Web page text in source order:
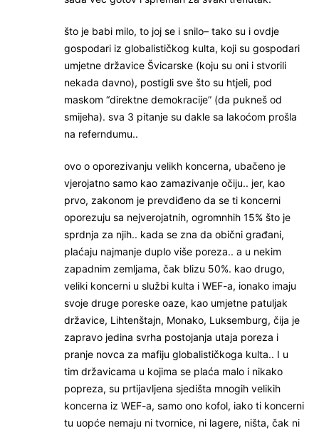
što je babi milo, to joj se i snilo– tako su i ovdje
gospodari iz globalističkog kulta, koji su gospodari
umjetne državice Švicarske (koju su oni i stvorili
nekada davno), postigli sve što su htjeli, pod
maskom “direktne demokracije” (da pukneš od
smijeha). sva 3 pitanje su dakle sa lakoćom prošla
na referndumu..
ovo o oporezivanju velikh koncerna, ubačeno je
vjerojatno samo kao zamazivanje očiju.. jer, kao
prvo, zakonom je prevdiđeno da se ti koncerni
oporezuju sa nejverojatnih, ogromnhih 15% što je
sprdnja za njih.. kada se zna da obični građani,
plaćaju najmanje duplo više poreza.. a u nekim
zapadnim zemljama, čak blizu 50%. kao drugo,
veliki koncerni u službi kulta i WEF-a, ionako imaju
svoje druge poreske oaze, kao umjetne patuljak
državice, Lihtenštajn, Monako, Luksemburg, čija je
zapravo jedina svrha postojanja utaja poreza i
pranje novca za mafiju globalističkoga kulta.. I u
tim državicama u kojima se plaća malo i nikako
popreza, su prtijavljena sjedišta mnogih velikih
koncerna iz WEF-a, samo ono kofol, iako ti koncerni
tu uopće nemaju ni tvornice, ni lagere, ništa, čak ni